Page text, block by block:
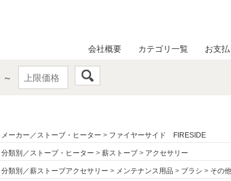
～
会社概要 カテゴリ一覧 お支
メーカー／ストーブ・ヒーター > ファイヤーサイド FIRESIDE
分類別／ストーブ・ヒーター > 薪ストーブ > アクセサリー
分類別／薪ストーブアクセサリー > メンテナンス用品 > ブラシ > その他